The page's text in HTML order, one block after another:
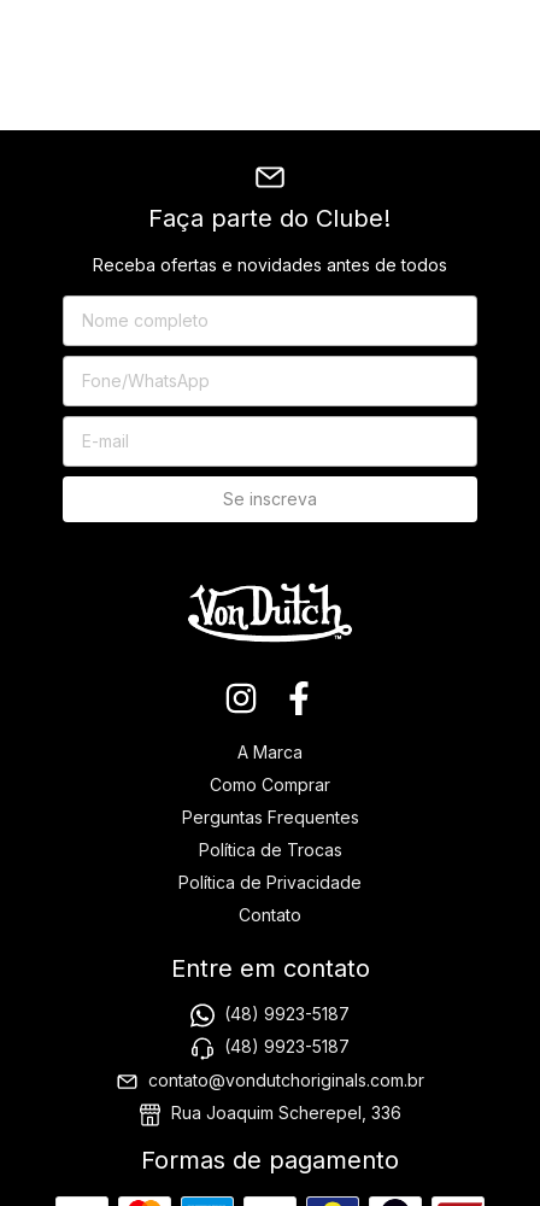
Faça parte do Clube!
Receba ofertas e novidades antes de todos
A Marca
Como Comprar
Perguntas Frequentes
Política de Trocas
Política de Privacidade
Contato
Entre em contato
(48) 9923-5187
(48) 9923-5187
contato@vondutchoriginals.com.br
Rua Joaquim Scherepel, 336
Formas de pagamento